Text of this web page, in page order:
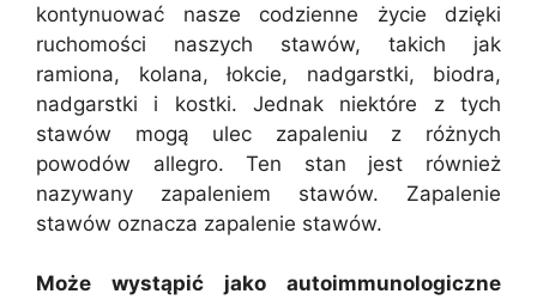
kontynuować nasze codzienne życie dzięki
ruchomości naszych stawów, takich jak
ramiona, kolana, łokcie, nadgarstki, biodra,
nadgarstki i kostki. Jednak niektóre z tych
stawów mogą ulec zapaleniu z różnych
powodów allegro. Ten stan jest również
nazywany zapaleniem stawów. Zapalenie
stawów oznacza zapalenie stawów.
Może wystąpić jako autoimmunologiczne